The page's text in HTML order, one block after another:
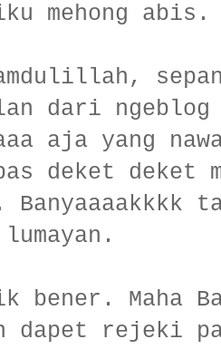
mehong abis.
dari
aja yang
deket deket
Banyaaaakkkk
bener. Maha
dapet rejeki